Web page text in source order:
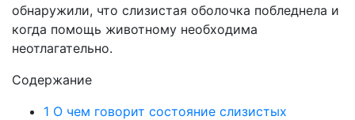
обнаружили, что слизистая оболочка побледнела и
когда помощь животному необходима
неотлагательно.
Содержание
1 О чем говорит состояние слизистых